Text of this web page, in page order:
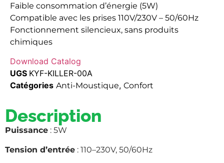
Faible consommation d’énergie (5W)
Compatible avec les prises 110V/230V – 50/60Hz
Fonctionnement silencieux, sans produits
chimiques
Download Catalog
UGS KYF-KILLER-00A
Catégories Anti-Moustique, Confort
Description
Puissance : 5W
Tension d’entrée : 110–230V, 50/60Hz